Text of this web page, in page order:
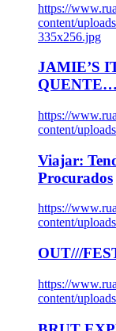
https://
content/
335x256.jpg
JAMIE’S
https://
content/
Viajar:
Procurados
https://
content/
OUT///
https://
content/